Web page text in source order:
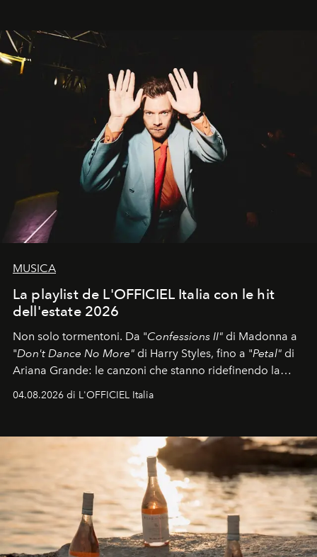
MUSICA
La playlist de L'OFFICIEL Italia con le hit
dell'estate 2026
Non solo tormentoni. Da "Confessions II" di Madonna a
"Don't Dance No More" di Harry Styles, fino a "Petal" di
Ariana Grande: le canzoni che stanno ridefinendo la
colonna sonora della stagione.
04.08.2026 di L'OFFICIEL Italia